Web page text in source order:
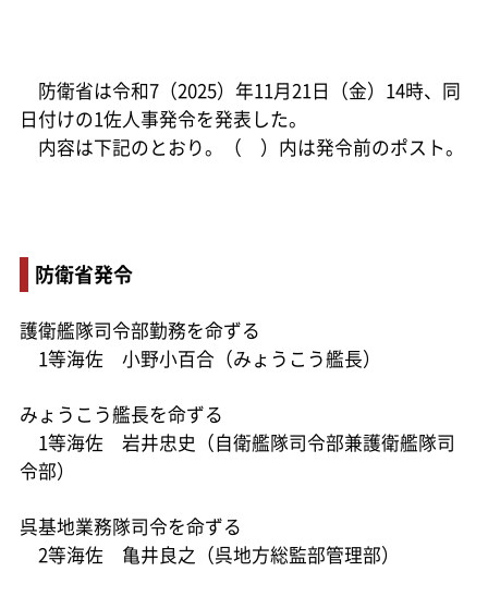
防衛省は令和7（2025）年11月21日（金）14時、同
日付けの1佐人事発令を発表した。
内容は下記のとおり。（ ）内は発令前のポスト。
防衛省発令
護衛艦隊司令部勤務を命ずる
1等海佐 小野小百合（みょうこう艦長）
みょうこう艦長を命ずる
1等海佐 岩井忠史（自衛艦隊司令部兼護衛艦隊司
令部）
呉基地業務隊司令を命ずる
2等海佐 亀井良之（呉地方総監部管理部）